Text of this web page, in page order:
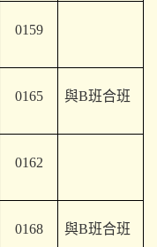
0159
0165 與B班合班
0162
0168 與B班合班